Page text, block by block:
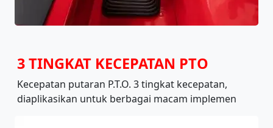
3 TINGKAT KECEPATAN PTO
Kecepatan putaran P.T.O. 3 tingkat kecepatan,
diaplikasikan untuk berbagai macam implemen